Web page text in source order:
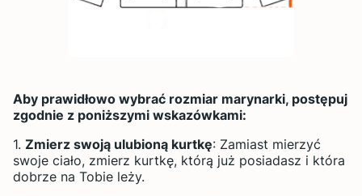
Aby prawidłowo wybrać rozmiar marynarki, postępuj
zgodnie z poniższymi wskazówkami:
1. Zmierz swoją ulubioną kurtkę: Zamiast mierzyć
swoje ciało, zmierz kurtkę, którą już posiadasz i która
dobrze na Tobie leży.